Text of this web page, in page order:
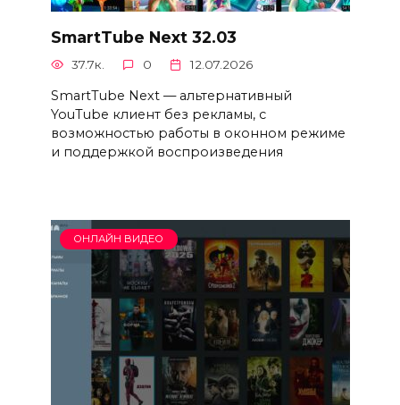
SmartTube Next 32.03
37.7к. 0 12.07.2026
SmartTube Next — альтернативный
YouTube клиент без рекламы, с
возможностью работы в оконном режиме
и поддержкой воспроизведения
ОНЛАЙН ВИДЕО